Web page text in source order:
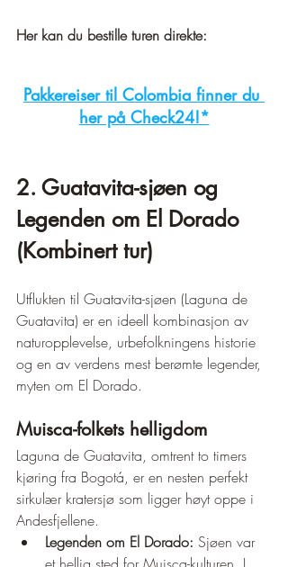
Her kan du bestille turen direkte:
Pakkereiser til Colombia finner du
her på Check24!*
2. Guatavita-sjøen og
Legenden om El Dorado
(Kombinert tur)
Utflukten til Guatavita-sjøen (Laguna de
Guatavita) er en ideell kombinasjon av
naturopplevelse, urbefolkningens historie
og en av verdens mest berømte legender,
myten om El Dorado.
Muisca-folkets helligdom
Laguna de Guatavita, omtrent to timers
kjøring fra Bogotá, er en nesten perfekt
sirkulær kratersjø som ligger høyt oppe i
Andesfjellene.
Legenden om El Dorado: Sjøen var